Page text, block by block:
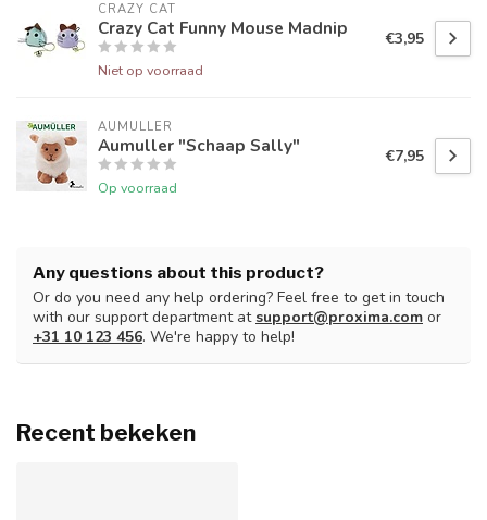
CRAZY CAT
Crazy Cat Funny Mouse Madnip
Niet op voorraad
€3,95
AUMULLER
Aumuller "Schaap Sally"
Op voorraad
€7,95
Any questions about this product?
Or do you need any help ordering? Feel free to get in touch
with our support department atsupport@proxima.com or
+31 10 123 456. We're happy to help!
Recent bekeken